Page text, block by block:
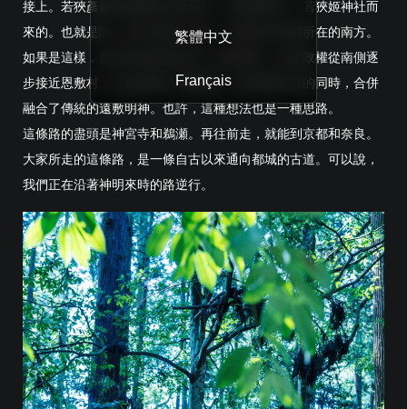
接上。若狹彥是從鵜瀬前往神宮寺、若狹彥神社、若狹姬神社而
來的。也就是說，他不是來自大海，而是來自首都所在的南方。
如果是這樣，是奈良政府派出的一位新的神。奈良政權從南側逐
步接近恩敷村，在此過程中不斷擴大了他們的勢力的同時，合併
融合了傳統的遠敷明神。也許，這種想法也是一種思路。
這條路的盡頭是神宮寺和鵜瀬。再往前走，就能到京都和奈良。
大家所走的這條路，是一條自古以來通向都城的古道。可以說，
我們正在沿著神明來時的路逆行。
繁體中文
Français